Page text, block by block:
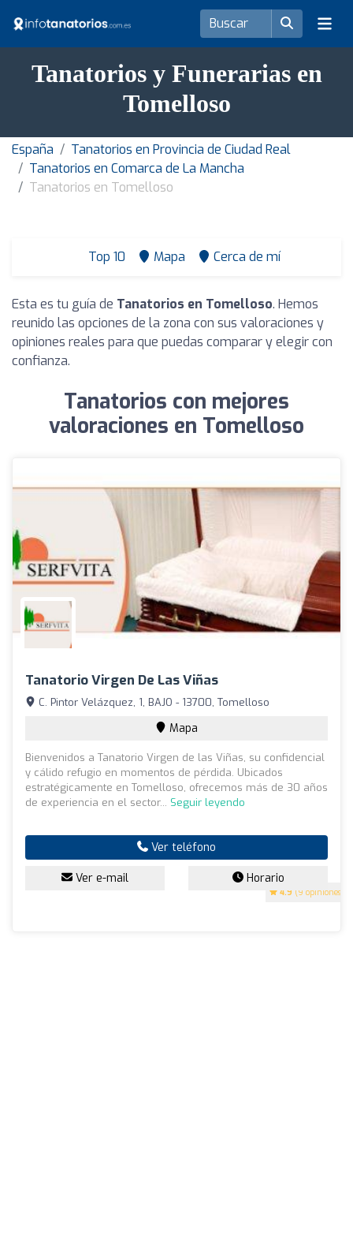
Tanatorios y Funerarias en
Tomelloso
España
Tanatorios en Provincia de Ciudad Real
Tanatorios en Comarca de La Mancha
Tanatorios en Tomelloso
Top 10 Mapa Cerca de mí
Esta es tu guía de Tanatorios en Tomelloso. Hemos
reunido las opciones de la zona con sus valoraciones y
opiniones reales para que puedas comparar y elegir con
confianza.
Tanatorios con mejores
valoraciones en Tomelloso
Tanatorio Virgen De Las Viñas
4.9 (9 opiniones)
C. Pintor Velázquez, 1, BAJO - 13700, Tomelloso
Mapa
Bienvenidos a Tanatorio Virgen de las Viñas, su confidencial
y cálido refugio en momentos de pérdida. Ubicados
estratégicamente en Tomelloso, ofrecemos más de 30 años
de experiencia en el sector... Seguir leyendo
Ver teléfono
Ver e-mail Horario